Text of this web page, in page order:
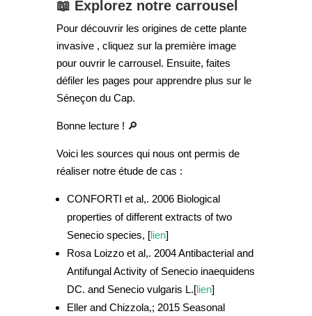
📖 Explorez notre carrousel
Pour découvrir les origines de cette plante
invasive , cliquez sur la première image
pour ouvrir le carrousel. Ensuite, faites
défiler les pages pour apprendre plus sur le
Séneçon du Cap.
Bonne lecture ! ​🔎​
Voici les sources qui nous ont permis de
réaliser notre étude de cas :
CONFORTI et al,. 2006 Biological
properties of different extracts of two
Senecio species, [lien]
Rosa Loizzo et al,. 2004Antibacterial and
Antifungal Activity of Senecio inaequidens
DC. and Senecio vulgaris L.[lien]
Eller and Chizzola,; 2015 Seasonal